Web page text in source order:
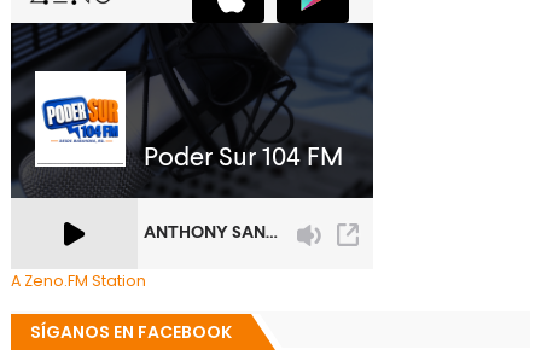
A Zeno.FM Station
SÍGANOS EN FACEBOOK